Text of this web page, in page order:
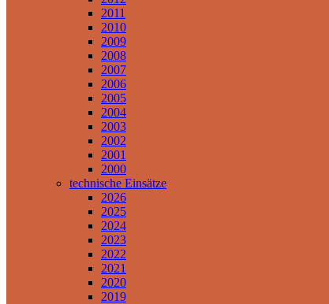
2011
2010
2009
2008
2007
2006
2005
2004
2003
2002
2001
2000
technische Einsätze
2026
2025
2024
2023
2022
2021
2020
2019